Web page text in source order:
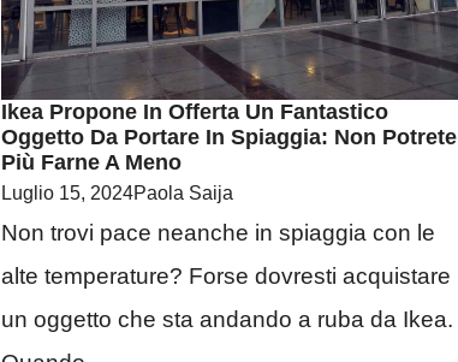
Ikea Propone In Offerta Un Fantastico
Oggetto Da Portare In Spiaggia: Non Potrete
Più Farne A Meno
Luglio 15, 2024Paola Saija
Non trovi pace neanche in spiaggia con le
alte temperature? Forse dovresti acquistare
un oggetto che sta andando a ruba da Ikea.